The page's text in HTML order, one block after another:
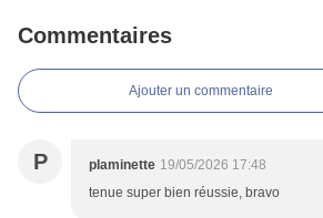
Commentaires
Ajouter un commentaire
P plaminette 19/05/2026 17:48
tenue super bien réussie, bravo